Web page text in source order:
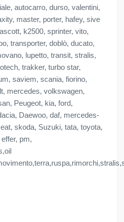
autocarro, durso, valentini,
master, porter, hafey, sive
k2500, sprinter, vito,
transporter, doblò, ducato,
lupetto, transit, stralis,
trakker, turbo star,
saviem, scania, fiorino,
mercedes, volkswagen,
Peugeot, kia, ford,
Daewoo, daf, mercedes-
skoda, Suzuki, tata, toyota,
pm,